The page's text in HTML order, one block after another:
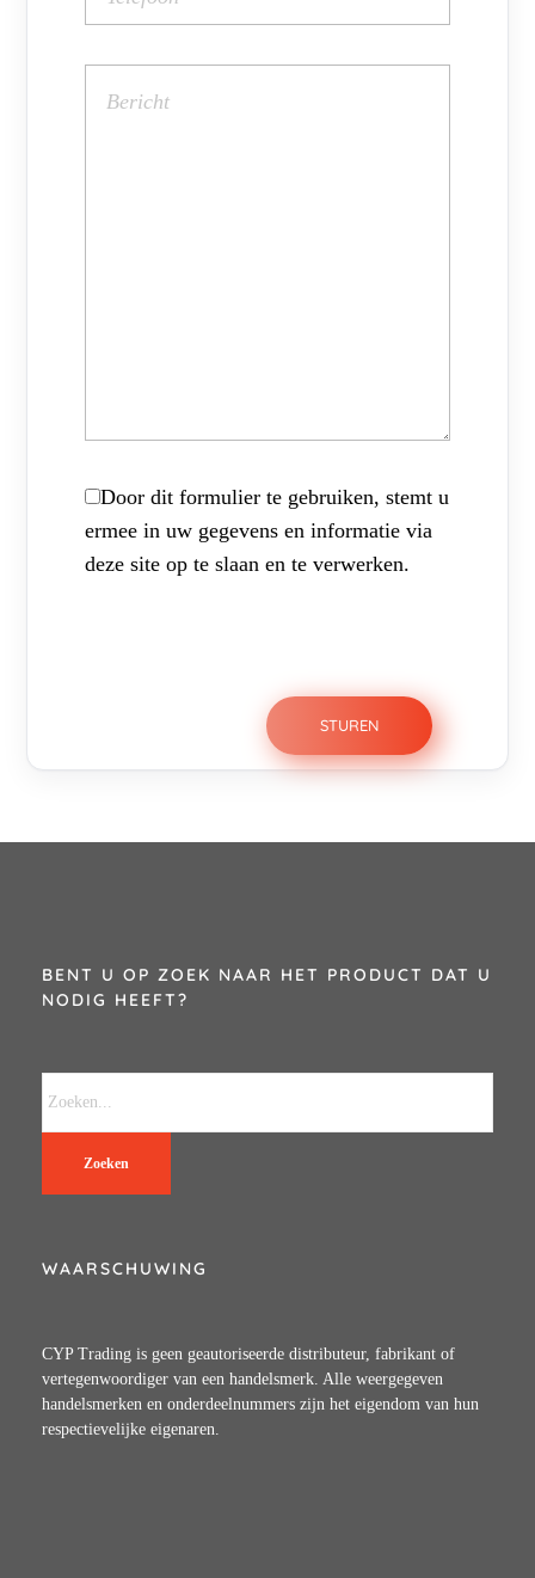
Door dit formulier te gebruiken, stemt u
ermee in uw gegevens en informatie via
deze site op te slaan en te verwerken.
BENT U OP ZOEK NAAR HET PRODUCT DAT U
NODIG HEEFT?
Zoeken
WAARSCHUWING
CYP Trading is geen geautoriseerde distributeur, fabrikant of
vertegenwoordiger van een handelsmerk. Alle weergegeven
handelsmerken en onderdeelnummers zijn het eigendom van hun
respectievelijke eigenaren.